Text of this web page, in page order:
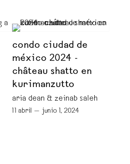
condo ciudad de
méxico 2024 -
château shatto en
kurimanzutto
aria dean & zeinab saleh
11 abril — junio 1, 2024